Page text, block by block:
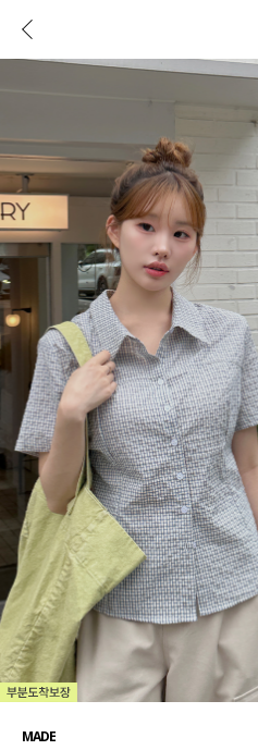
로그인
콘텐츠 리뷰 & 혜택
CATEGORY
도착보장⚡
인플루언서 pick!
신상 5%
베스트
MADE
세트할인 ~30%
하객룩
살안타템
110사이즈
MADE